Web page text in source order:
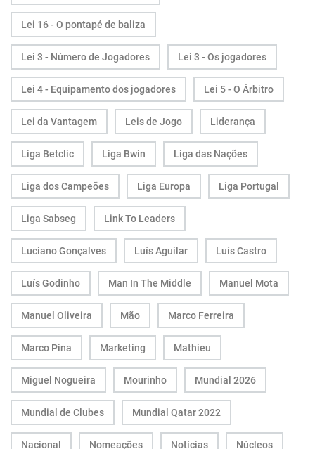
Lei 16 - O pontapé de baliza
Lei 3 - Número de Jogadores Lei 3 - Os jogadores
Lei 4 - Equipamento dos jogadores Lei 5 - O Árbitro
Lei da Vantagem Leis de Jogo Liderança
Liga Betclic Liga Bwin Liga das Nações
Liga dos Campeões Liga Europa Liga Portugal
Liga Sabseg Link To Leaders
Luciano Gonçalves Luís Aguilar Luís Castro
Luís Godinho Man In The Middle Manuel Mota
Manuel Oliveira Mão Marco Ferreira
Marco Pina Marketing Mathieu
Miguel Nogueira Mourinho Mundial 2026
Mundial de Clubes Mundial Qatar 2022
Nacional Nomeações Notícias Núcleos